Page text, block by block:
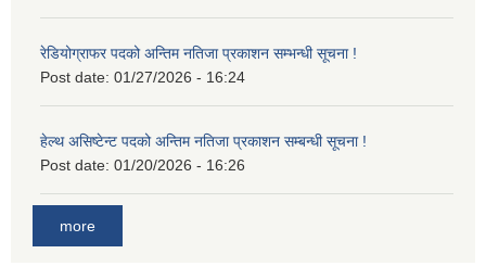
रेडियोग्राफर पदको अन्तिम नतिजा प्रकाशन सम्भन्धी सूचना !
Post date: 01/27/2026 - 16:24
हेल्थ असिष्टेन्ट पदको अन्तिम नतिजा प्रकाशन सम्बन्धी सूचना !
Post date: 01/20/2026 - 16:26
more